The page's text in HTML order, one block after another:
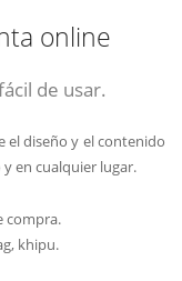
online
de usar.
el diseño y el contenido
en cualquier lugar.
compra.
khipu.